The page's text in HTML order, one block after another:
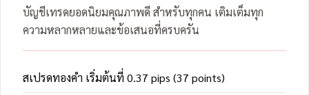
บัญชีเทรดยอดนิยมคุณภาพดี สำหรับทุกคน เติมเต็มทุก
ความหลากหลายและข้อเสนอที่ครบครัน
สเปรดทองคำ เริ่มต้นที่ 0.37 pips (37 points)